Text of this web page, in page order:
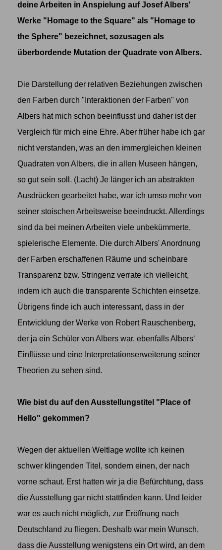
deine Arbeiten in Anspielung auf Josef Albers'
Werke "Homage to the Square" als "Homage to
the Sphere" bezeichnet, sozusagen als
überbordende Mutation der Quadrate von Albers.
Die Darstellung der relativen Beziehungen zwischen
den Farben durch "Interaktionen der Farben" von
Albers hat mich schon beeinflusst und daher ist der
Vergleich für mich eine Ehre. Aber früher habe ich gar
nicht verstanden, was an den immergleichen kleinen
Quadraten von Albers, die in allen Museen hängen,
so gut sein soll. (Lacht) Je länger ich an abstrakten
Ausdrücken gearbeitet habe, war ich umso mehr von
seiner stoischen Arbeitsweise beeindruckt. Allerdings
sind da bei meinen Arbeiten viele unbekümmerte,
spielerische Elemente. Die durch Albers' Anordnung
der Farben erschaffenen Räume und scheinbare
Transparenz bzw. Stringenz verrate ich vielleicht,
indem ich auch die transparente Schichten einsetze.
Übrigens finde ich auch interessant, dass in der
Entwicklung der Werke von Robert Rauschenberg,
der ja ein Schüler von Albers war, ebenfalls Albers‘
Einflüsse und eine Interpretationserweiterung seiner
Theorien zu sehen sind.
Wie bist du auf den Ausstellungstitel "Place of
Hello" gekommen?
Wegen der aktuellen Weltlage wollte ich keinen
schwer klingenden Titel, sondern einen, der nach
vorne schaut. Erst hatten wir ja die Befürchtung, dass
die Ausstellung gar nicht stattfinden kann. Und leider
war es auch nicht möglich, zur Eröffnung nach
Deutschland zu fliegen. Deshalb war mein Wunsch,
dass die Ausstellung wenigstens ein Ort wird, an dem